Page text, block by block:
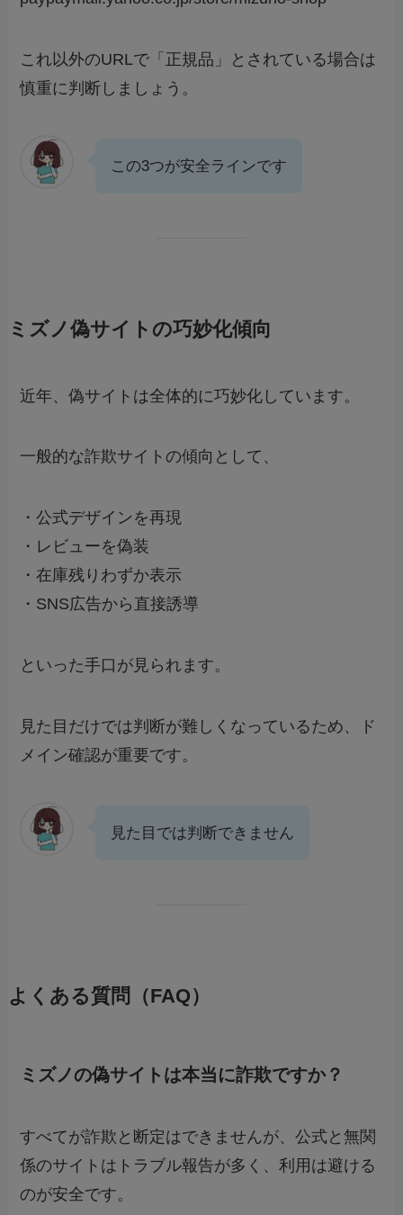
これ以外のURLで「正規品」とされている場合は
慎重に判断しましょう。
この3つが安全ラインです
ミズノ偽サイトの巧妙化傾向
近年、偽サイトは全体的に巧妙化しています。
一般的な詐欺サイトの傾向として、
・公式デザインを再現
・レビューを偽装
・在庫残りわずか表示
・SNS広告から直接誘導
といった手口が見られます。
見た目だけでは判断が難しくなっているため、ド
メイン確認が重要です。
見た目では判断できません
よくある質問（FAQ）
ミズノの偽サイトは本当に詐欺ですか？
すべてが詐欺と断定はできませんが、公式と無関
係のサイトはトラブル報告が多く、利用は避ける
のが安全です。